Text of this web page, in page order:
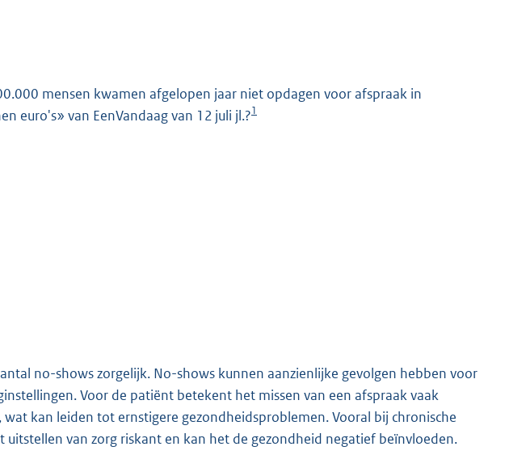
t
e
mensen kwamen afgelopen jaar niet opdagen voor afspraak in
euro's» van EenVandaag van 12 juli jl.?1
no-shows zorgelijk. No-shows kunnen aanzienlijke gevolgen hebben voor
Voor de patiënt betekent het missen van een afspraak vaak
kan leiden tot ernstigere gezondheidsproblemen. Vooral bij chronische
van zorg riskant en kan het de gezondheid negatief beïnvloeden.